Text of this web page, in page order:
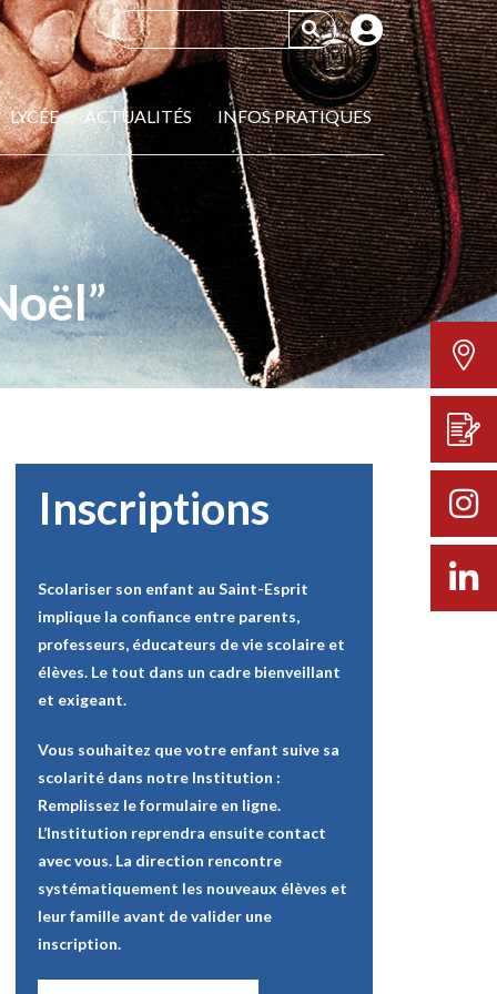
LYCÉE ACTUALITÉS INFOS PRATIQUES
Inscriptions
Scolariser son enfant au Saint-Esprit
implique la confiance entre parents,
professeurs, éducateurs de vie scolaire et
élèves. Le tout dans un cadre bienveillant
et exigeant.
Vous souhaitez que votre enfant suive sa
scolarité dans notre Institution :
Remplissez le formulaire en ligne.
L’Institution reprendra ensuite contact
avec vous. La direction rencontre
systématiquement les nouveaux élèves et
leur famille avant de valider une
inscription.